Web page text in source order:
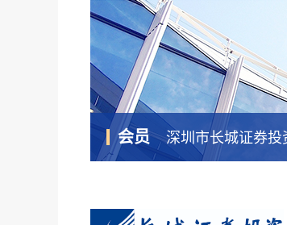
会员 深圳市长城证券